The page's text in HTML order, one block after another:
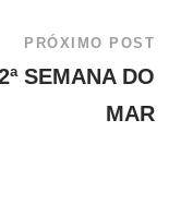
PRÓXIMO POST
SEMANA DO
MAR